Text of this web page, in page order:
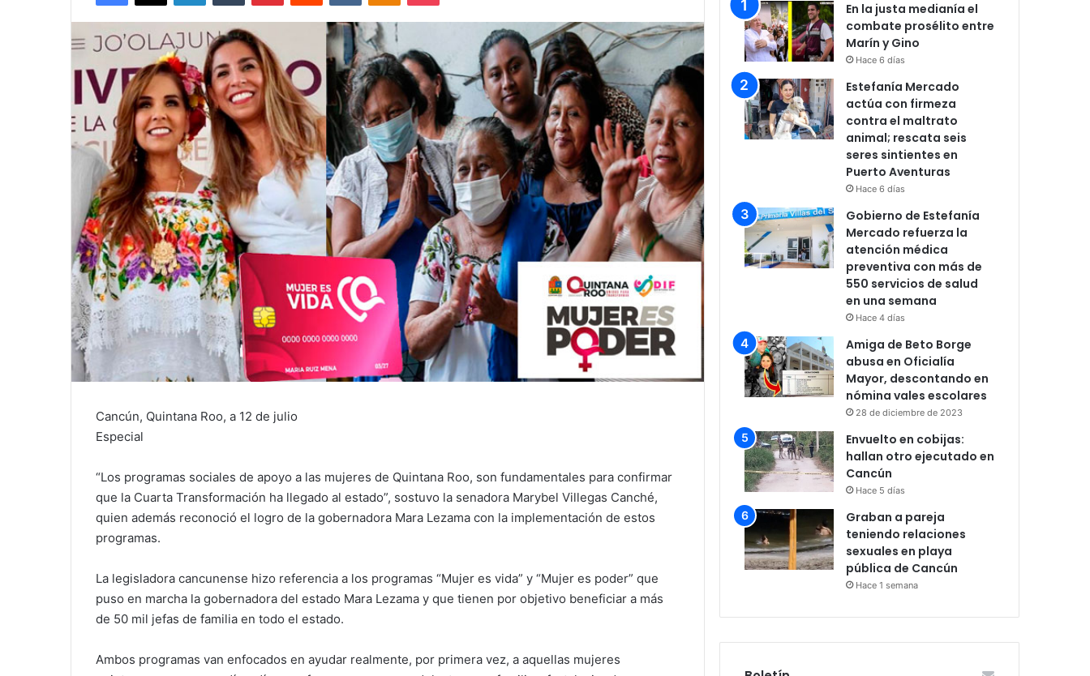
Cancún, Quintana Roo, a 12 de julio
Especial
“Los programas sociales de apoyo a las mujeres de Quintana Roo, son fundamentales para confirmar
que la Cuarta Transformación ha llegado al estado”, sostuvo la senadora Marybel Villegas Canché,
quien además reconoció el logro de la gobernadora Mara Lezama con la implementación de estos
programas.
La legisladora cancunense hizo referencia a los programas “Mujer es vida” y “Mujer es poder” que
puso en marcha la gobernadora del estado Mara Lezama y que tienen por objetivo beneficiar a más
de 50 mil jefas de familia en todo el estado.
Ambos programas van enfocados en ayudar realmente, por primera vez, a aquellas mujeres
En la justa medianía el
combate prosélito entre
Marín y Gino
Hace 6 días
Estefanía Mercado
actúa con firmeza
contra el maltrato
animal; rescata seis
seres sintientes en
Puerto Aventuras
Hace 6 días
Gobierno de Estefanía
Mercado refuerza la
atención médica
preventiva con más de
550 servicios de salud
en una semana
Hace 4 días
Amiga de Beto Borge
abusa en Oficialía
Mayor, descontando en
nómina vales escolares
28 de diciembre de 2023
Envuelto en cobijas:
hallan otro ejecutado en
Cancún
Hace 5 días
Graban a pareja
teniendo relaciones
sexuales en playa
pública de Cancún
Hace 1 semana